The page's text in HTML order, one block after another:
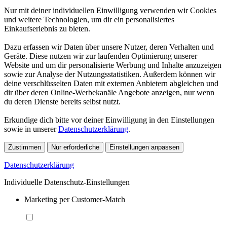
Nur mit deiner individuellen Einwilligung verwenden wir Cookies
und weitere Technologien, um dir ein personalisiertes
Einkaufserlebnis zu bieten.
Dazu erfassen wir Daten über unsere Nutzer, deren Verhalten und
Geräte. Diese nutzen wir zur laufenden Optimierung unserer
Website und um dir personalisierte Werbung und Inhalte anzuzeigen
sowie zur Analyse der Nutzungsstatistiken. Außerdem können wir
deine verschlüsselten Daten mit externen Anbietern abgleichen und
dir über deren Online-Werbekanäle Angebote anzeigen, nur wenn
du deren Dienste bereits selbst nutzt.
Erkundige dich bitte vor deiner Einwilligung in den Einstellungen
sowie in unsererDatenschutzerklärung.
Zustimmen Nur erforderliche Einstellungen anpassen
Datenschutzerklärung
Individuelle Datenschutz-Einstellungen
Marketing per Customer-Match